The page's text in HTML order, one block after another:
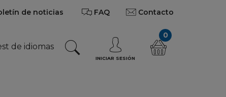
de noticias FAQ Contacto
de idiomas
INICIAR SESIÓN
0